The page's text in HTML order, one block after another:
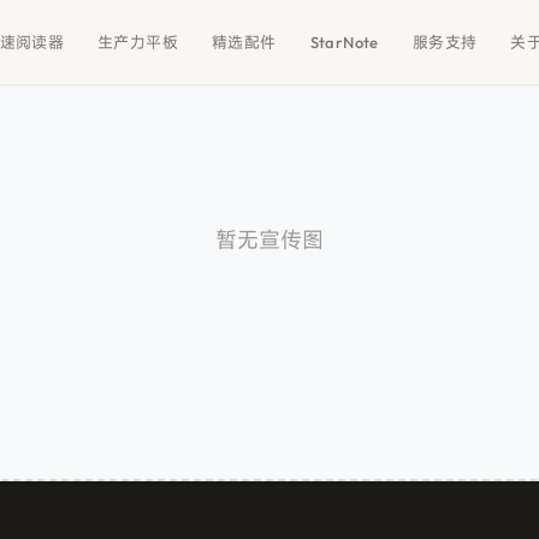
阅读器 生产力平板 精选配件 StarNote 服务支持 关
暂无宣传图